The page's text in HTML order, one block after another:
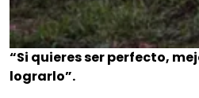
“Si quieres ser perfecto,
lograrlo”.